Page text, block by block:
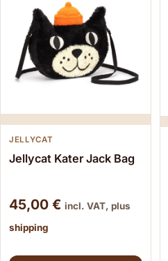
JELLYCAT
Jellycat Kater Jack Bag
45,00 € incl. VAT, plus
shipping